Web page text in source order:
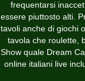
frequentarsi
essere piuttosto alti.
tavoli anche di giochi
tavola che roulette,
Show quale Dream
online italiani live